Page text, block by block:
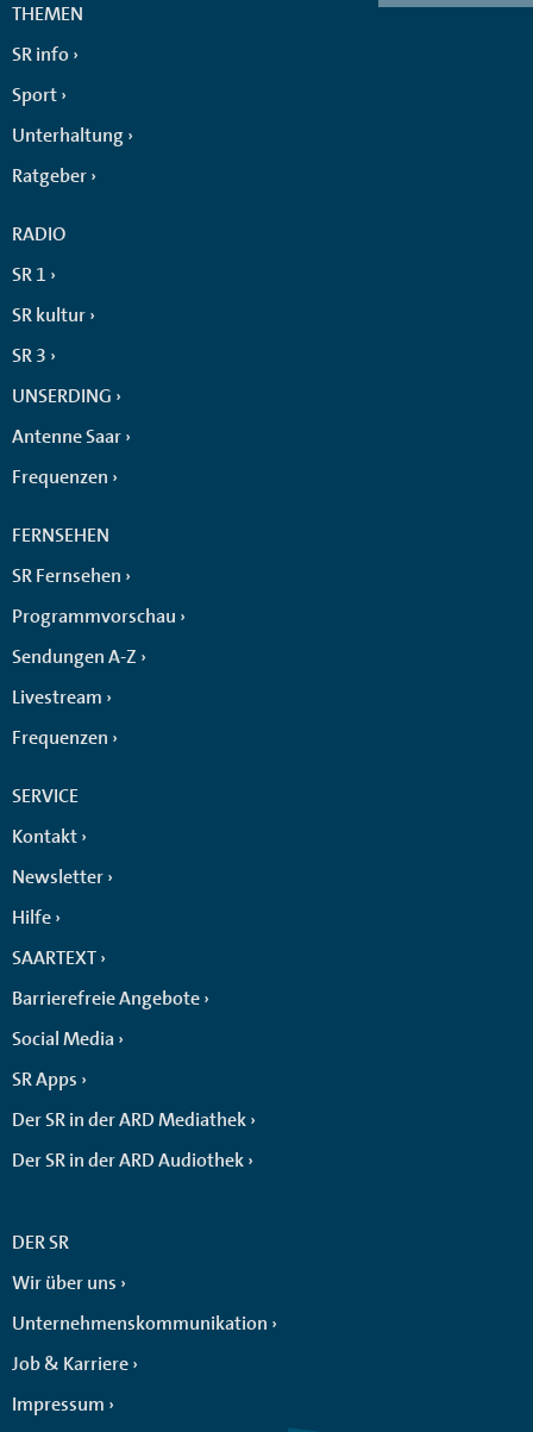
THEMEN
SR info
Sport
Unterhaltung
Ratgeber
RADIO
SR 1
SR kultur
SR 3
UNSERDING
Antenne Saar
Frequenzen
FERNSEHEN
SR Fernsehen
Programmvorschau
Sendungen A-Z
Livestream
Frequenzen
SERVICE
Kontakt
Newsletter
Hilfe
SAARTEXT
Barrierefreie Angebote
Social Media
SR Apps
Der SR in der ARD Mediathek
Der SR in der ARD Audiothek
DER SR
Wir über uns
Unternehmenskommunikation
Job & Karriere
Impressum